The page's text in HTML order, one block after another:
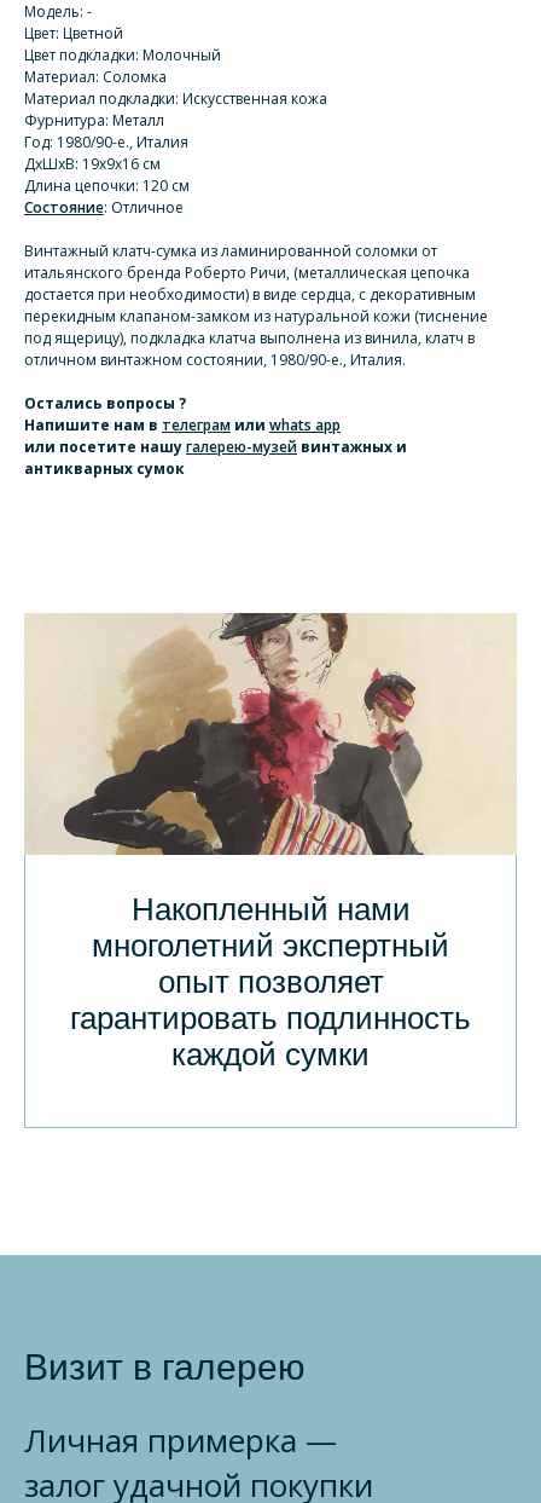
Модель: -
Цвет: Цветной
Цвет подкладки: Молочный
Материал: Соломка
Материал подкладки: Искусственная кожа
Фурнитура: Металл
Год: 1980/90-е., Италия
ДхШхВ: 19х9х16 см
Длина цепочки: 120 см
Состояние: Отличное
Винтажный клатч-сумка из ламинированной соломки от
итальянского бренда Роберто Ричи, (металлическая цепочка
достается при необходимости) в виде сердца, с декоративным
перекидным клапаном-замком из натуральной кожи (тиснение
под ящерицу), подкладка клатча выполнена из винила, клатч в
отличном винтажном состоянии, 1980/90-е., Италия.
Остались вопросы ?
Напишите нам в телеграм или whats app
или посетите нашугалерею-музей винтажных и
антикварных сумок
Накопленный нами
многолетний экспертный
опыт позволяет
гарантировать подлинность
каждой сумки
Визит в галерею
Личная примерка —
залог удачной покупки